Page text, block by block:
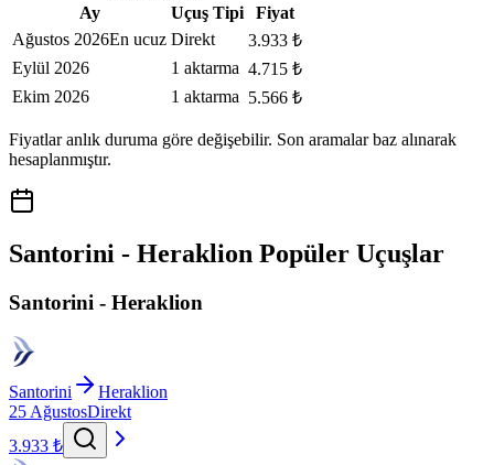
Ay
Uçuş Tipi
Fiyat
Ağustos 2026En ucuz Direkt
3.933 ₺
Eylül 2026
1 aktarma 4.715 ₺
Ekim 2026
1 aktarma 5.566 ₺
Fiyatlar anlık duruma göre değişebilir. Son aramalar baz alınarak
hesaplanmıştır.
Santorini - Heraklion Popüler Uçuşlar
Santorini - Heraklion
Santorini
Heraklion
25 AğustosDirekt
3.933 ₺